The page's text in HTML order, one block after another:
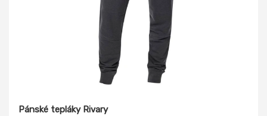
Pánské tepláky Rivary